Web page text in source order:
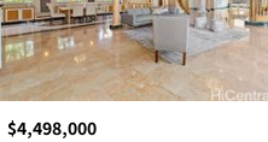
$4,498,000